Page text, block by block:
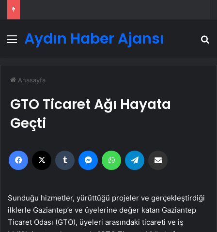
Menü
Aydın Haber Ajansı
Anasayfa
GTO Ticaret Ağı Hayata
Geçti
Facebook Tumblr MessengerWhatsApp
Sunduğu hizmetler, yürüttüğü projeler ve gerçekleştirdiği
ilklerle Gaziantep’e ve üyelerine değer katan Gaziantep
Ticaret Odası (GTO), üyeleri arasındaki ticareti ve iş